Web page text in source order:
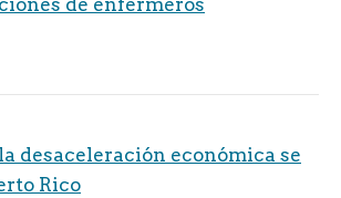
desaceleración económica se
Rico